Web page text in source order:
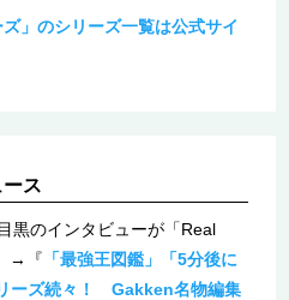
」のシリーズ一覧は公式サイ
ス
のインタビューが「Real
→『 「最強王図鑑」「5分後に
ーズ続々！ Gakken名物編集